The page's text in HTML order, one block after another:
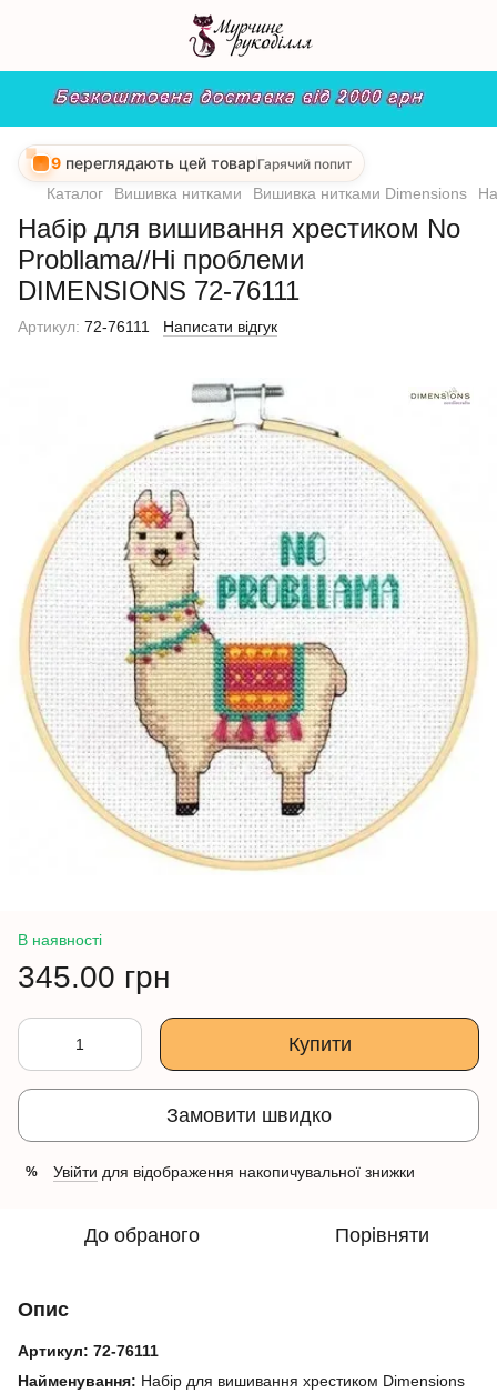
9 переглядають цей товар Гарячий попит
Каталог Вишивка нитками Вишивка нитками Dimensions
Набір для вишивання хрестиком No
Probllama//Ні проблеми
DIMENSIONS 72-76111
Артикул: 72-76111 Написати відгук
В наявності
345.00 грн
Купити
Замовити швидко
% Увійти для відображення накопичувальної знижки
До обраного Порівняти
Опис
Артикул: 72-76111
Найменування: Набір для вишивання хрестиком Dimensions